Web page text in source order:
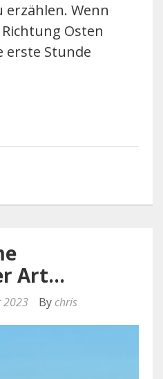
erzählen. Wenn
Osten
erste Stunde
Art…
2023 By chris